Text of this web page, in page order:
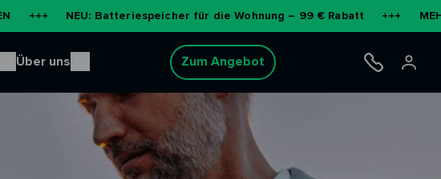
NEU: Batteriespeicher für die Wohnung – 99 € Rabatt +++ MEHR
Über uns Zum Angebot